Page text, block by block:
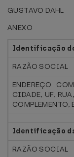
GUSTAVO DAHL
ANEXO
Identificação
RAZÃO SOCIAL
ENDEREÇO
CIDADE, UF,
COMPLEMENTO,
Identificação
RAZÃO SOCIAL